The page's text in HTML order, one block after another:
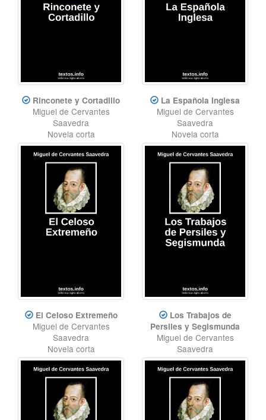
Rinconete y Cortadillo
Miguel de Cervantes
Saavedra
Novela corta
La Española Inglesa
Miguel de Cervantes
Saavedra
Novela corta
El Celoso Extremeño
Miguel de Cervantes
Saavedra
Novela corta
Los Trabajos de
Persiles y Segismunda
Miguel de Cervantes
Saavedra
Novela